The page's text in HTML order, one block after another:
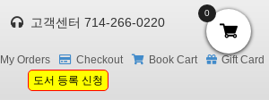
고객센터 714-266-0220
My Orders Checkout Book Cart
Gift Card
도서 등록 신청
0